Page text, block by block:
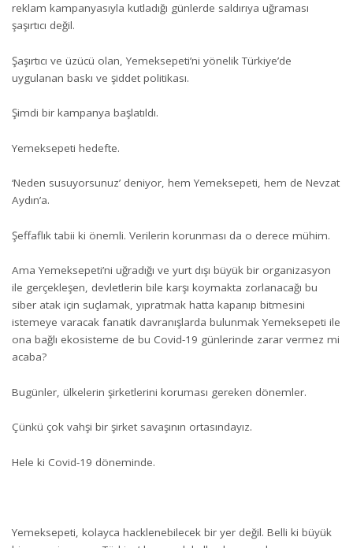
reklam kampanyasıyla kutladığı günlerde saldırıya uğraması
şaşırtıcı değil.
Şaşırtıcı ve üzücü olan, Yemeksepeti’ni yönelik Türkiye’de
uygulanan baskı ve şiddet politikası.
Şimdi bir kampanya başlatıldı.
Yemeksepeti hedefte.
‘Neden susuyorsunuz’ deniyor, hem Yemeksepeti, hem de Nevzat
Aydın’a.
Şeffaflık tabii ki önemli. Verilerin korunması da o derece mühim.
Ama Yemeksepeti’ni uğradığı ve yurt dışı büyük bir organizasyon
ile gerçekleşen, devletlerin bile karşı koymakta zorlanacağı bu
siber atak için suçlamak, yıpratmak hatta kapanıp bitmesini
istemeye varacak fanatik davranışlarda bulunmak Yemeksepeti ile
ona bağlı ekosisteme de bu Covid-19 günlerinde zarar vermez mi
acaba?
Bugünler, ülkelerin şirketlerini koruması gereken dönemler.
Çünkü çok vahşi bir şirket savaşının ortasındayız.
Hele ki Covid-19 döneminde.
Yemeksepeti, kolayca hacklenebilecek bir yer değil. Belli ki büyük